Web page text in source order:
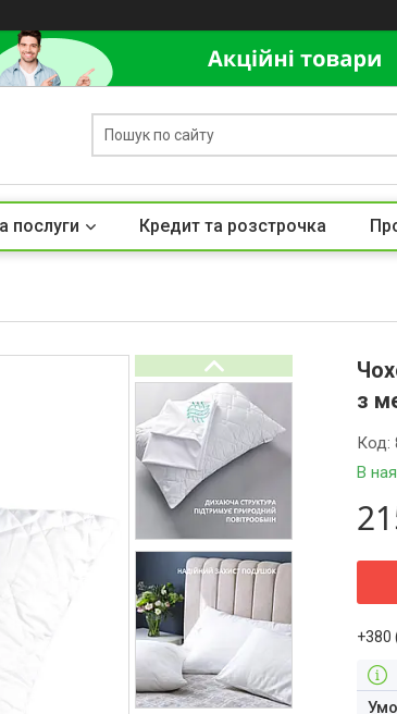
послуги Кредит та розстрочка
з
В
Код:
+380